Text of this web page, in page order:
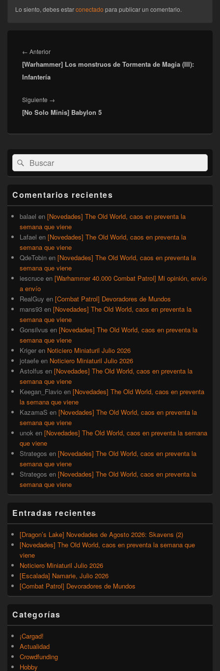
Lo siento, debes estarconectado para publicar un comentario.
de
entradas
← AnteriorEntrada
anterior:
[Warhammer] Los monstruos de Tormenta de Magia (III):
Infantería
Siguiente →
siguiente:
[No Solo Minis] Babylon 5
El
área
de
lateral
primaria
Buscar
por:
Buscar
Comentarios recientes
balael en [Novedades] The Old World, caos en preventa la
semana que viene
Lafael en [Novedades] The Old World, caos en preventa la
semana que viene
QdeTobin en [Novedades] The Old World, caos en preventa la
semana que viene
iescruce en [Warhammer 40.000 Combat Patrol] Mi opinión, envío
a envío
RealGuy en [Combat Patrol] Devoradores de Mundos
mans93 en [Novedades] The Old World, caos en preventa la
semana que viene
Gonsilvus en [Novedades] The Old World, caos en preventa la
semana que viene
Kriger en Noticiero Miniaturil Julio 2026
jotaefe en Noticiero Miniaturil Julio 2026
Astolfus en [Novedades] The Old World, caos en preventa la
semana que viene
Keegan_Flavio en [Novedades] The Old World, caos en preventa
la semana que viene
KazamaS en [Novedades] The Old World, caos en preventa la
semana que viene
unok en [Novedades] The Old World, caos en preventa la semana
que viene
Strategos en [Novedades] The Old World, caos en preventa la
semana que viene
Strategos en [Novedades] The Old World, caos en preventa la
semana que viene
Entradas recientes
[Dragon’s Lake] Novedades de Agosto 2026: Skavens (2)
[Novedades] The Old World, caos en preventa la semana que
viene
Noticiero Miniaturil Julio 2026
[Escalada] Namarie, Julio 2026
[Combat Patrol] Devoradores de Mundos
Categorías
¡Cargad!
Actualidad
Crowdfunding
Hobby